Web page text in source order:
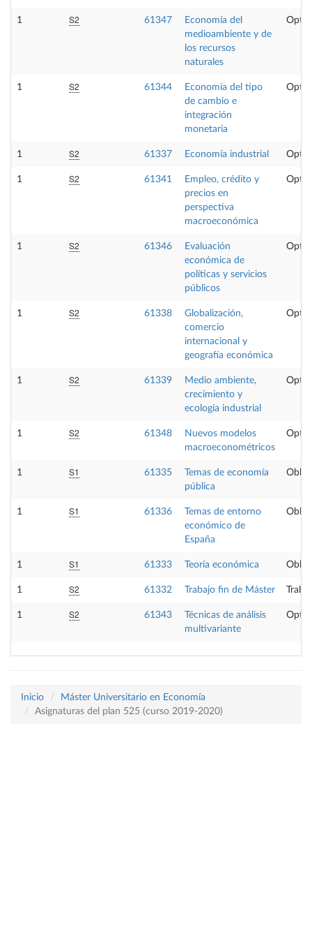
1 S2 61347
Economía del
medioambiente y de
los recursos
naturales
1 S2 61344
Economía del tipo
de cambio e
integración
monetaria
1 S2 61337 Economía industrial
1 S2 61341
Empleo, crédito y
precios en
perspectiva
macroeconómica
1 S2 61346
Evaluación
económica de
políticas y servicios
públicos
1 S2 61338
Globalización,
comercio
internacional y
geografía económica
1 S2 61339
Medio ambiente,
crecimiento y
ecología industrial
1 S2 61348
Nuevos modelos
macroeconométricos
1 S1 61335
Temas de economía
pública
1 S1 61336
Temas de entorno
económico de
España
1 S1 61333 Teoría económica
1 S2 61332 Trabajo fin de Máster
1 S2 61343
Técnicas de análisis
multivariante
Inicio
Máster Universitario en Economía
Asignaturas del plan 525 (curso 2019-2020)